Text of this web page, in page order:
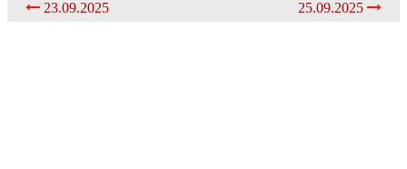
23.09.2025
25.09.2025